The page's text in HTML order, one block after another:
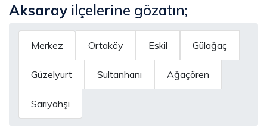
Aksaray ilçelerine gözatın;
Merkez Ortaköy Eskil Gülağaç
Güzelyurt Sultanhanı Ağaçören
Sarıyahşi